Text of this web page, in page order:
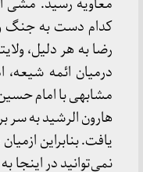
کدام دست به جنگ
رضا به هر دلیل،
درمیان ائمه
مشابهی با امام
هارون الرشید به سر
یافت. بنابراین
نمی‌توانید در